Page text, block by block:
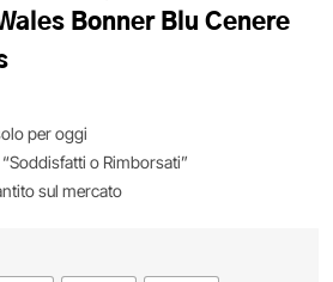
Bonner Blu Cenere
per oggi
o Rimborsati”
sul mercato